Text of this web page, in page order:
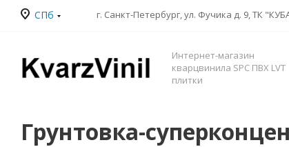
СПб
Интернет-магазин
кварцвинила SPC ПВХ LVT
плитки
Грунтовка-